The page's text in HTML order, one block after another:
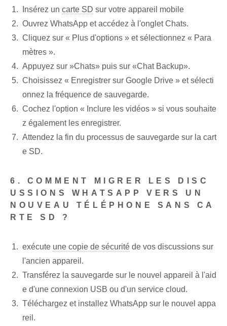
Insérez un carte SD sur votre appareil mobile
Ouvrez WhatsApp​ et accédez à l'onglet Chats.
Cliquez sur « Plus d'options » et sélectionnez « Para
mètres ».
Appuyez sur ⁤»Chats» puis sur «Chat Backup».
Choisissez « Enregistrer sur Google Drive » et sélecti
onnez la fréquence de sauvegarde.
Cochez l'option « Inclure les vidéos » si vous souhaite
z également les enregistrer.
Attendez la fin du processus de sauvegarde sur la cart
e SD.
6. ‌COMMENT MIGRER LES DISC
USSIONS WHATSAPP VERS UN
NOUVEAU TÉLÉPHONE SANS CA
RTE SD ?
exécute une copie de sécurité de vos discussions sur
l'ancien appareil.
Transférez la sauvegarde sur le nouvel appareil à l'aid
e d'une connexion USB ou d'un service cloud.
Téléchargez et installez WhatsApp sur le nouvel appa
reil.